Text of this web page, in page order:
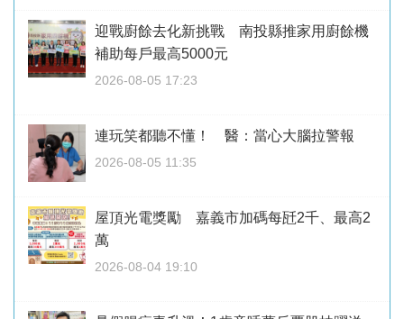
迎戰廚餘去化新挑戰 南投縣推家用廚餘機
補助每戶最高5000元
2026-08-05 17:23
連玩笑都聽不懂！ 醫：當心大腦拉警報
2026-08-05 11:35
屋頂光電獎勵 嘉義市加碼每瓩2千、最高2
萬
2026-08-04 19:10